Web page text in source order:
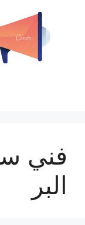
فني
البر